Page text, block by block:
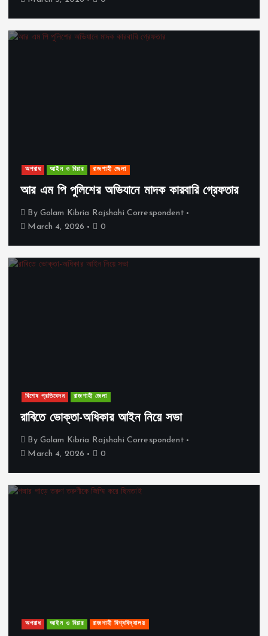
অপরাধ আইন ও বিচার রাজশাহী জেলা
আর এম পি পুলিশের অভিযানে মাদক কারবারি গ্রেফতার
By Golam Kibria Rajshahi Correspondent
March 4, 2026
0
বিশেষ প্রতিবেদন রাজশাহী জেলা
রাবিতে ভোক্তা-অধিকার আইন নিয়ে সভা
By Golam Kibria Rajshahi Correspondent
March 4, 2026
0
অপরাধ আইন ও বিচার রাজশাহী বিশ্ববিদ্যালয়